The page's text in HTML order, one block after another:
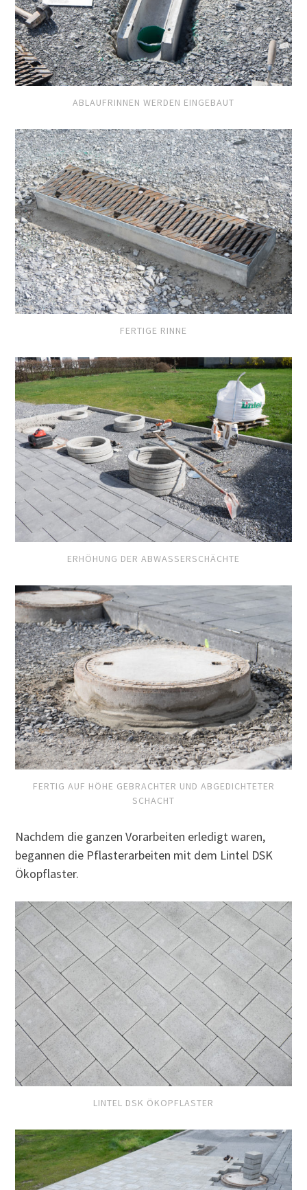
ABLAUFRINNEN WERDEN EINGEBAUT
FERTIGE RINNE
ERHÖHUNG DER ABWASSERSCHÄCHTE
FERTIG AUF HÖHE GEBRACHTER UND ABGEDICHTETER
SCHACHT
Nachdem die ganzen Vorarbeiten erledigt waren,
begannen die Pflasterarbeiten mit dem Lintel DSK
Ökopflaster.
LINTEL DSK ÖKOPFLASTER